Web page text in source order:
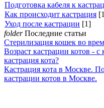
Подготовка кабеля к
Как происходит кастрация
Уход после кастрации [1]
folderПоследние статьи
Стерилизация кошек во
Возраст кастрации котов - с
кастрация кота?
Кастрация кота в Москве.
кастрации котов в Москве.